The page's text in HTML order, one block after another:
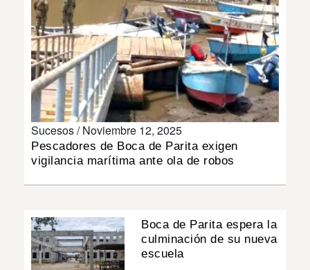
IMPRESO
Sucesos /Noviembre 12, 2025
Pescadores de Boca de Parita exigen
vigilancia marítima ante ola de robos
Boca de Parita espera la
culminación de su nueva
escuela